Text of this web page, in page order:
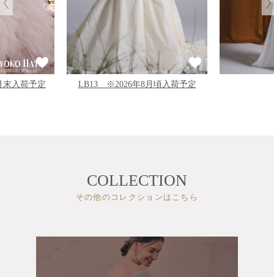
入荷予定 LB13 ※2026年8月頃入荷予定
COLLECTION
その他のコレクションはこちら